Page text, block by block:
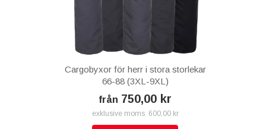
Cargobyxor för herr i stora storlekar
66-88 (3XL-9XL)
från 750,00 kr
exklusive moms 600,00 kr